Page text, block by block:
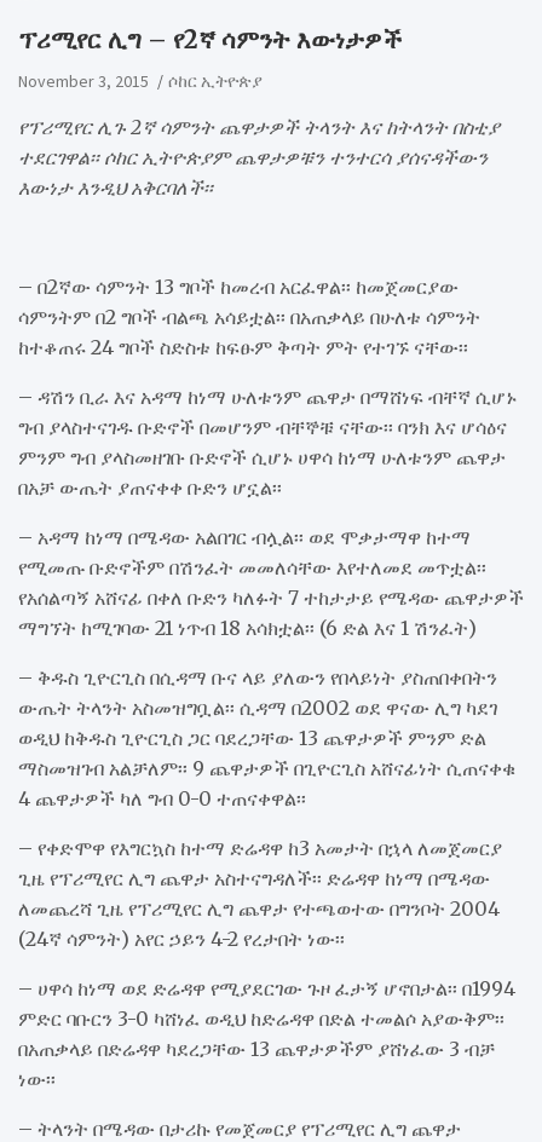
ፕሪሚየር ሊግ – የ2ኛ ሳምንት እውነታዎች
November 3, 2015 ሶከር ኢትዮጵያ
የፕሪሚየር ሊጉ 2ኛ ሳምንት ጨዋታዎች ትላንት እና ከትላንት በስቲያ
ተደርገዋል፡፡ ሶከር ኢትዮጵያም ጨዋታዎቹን ተንተርሳ ያሰናዳችውን
እውነታ እንዲህ አቅርባለች፡፡
– በ2ኛው ሳምንት 13 ግቦች ከመረብ አርፈዋል፡፡ ከመጀመርያው
ሳምንትም በ2 ግቦች ብልጫ አሳይቷል፡፡ በአጠቃላይ በሁለቱ ሳምንት
ከተቆጠሩ 24 ግቦች ስድስቱ ከፍፁም ቅጣት ምት የተገኙ ናቸው፡፡
– ዳሽን ቢራ እና አዳማ ከነማ ሁለቱንም ጨዋታ በማሸነፍ ብቸኛ ሲሆኑ
ግብ ያላስተናገዱ ቡድኖች በመሆንም ብቸኞቹ ናቸው፡፡ ባንክ እና ሆሳዕና
ምንም ግብ ያላስመዘገቡ ቡድኖች ሲሆኑ ሀዋሳ ከነማ ሁለቱንም ጨዋታ
በአቻ ውጤት ያጠናቀቀ ቡድን ሆኗል፡፡
– አዳማ ከነማ በሜዳው አልበገር ብሏል፡፡ ወደ ሞቃታማዋ ከተማ
የሚመጡ ቡድኖችም በሽንፈት መመለሳቸው እየተለመደ መጥቷል፡፡
የአሰልጣኝ አሸናፊ በቀለ ቡድን ካለፉት 7 ተከታታይ የሜዳው ጨዋታዎች
ማግኘት ከሚገባው 21 ነጥብ 18 አሳክቷል፡፡ (6 ድል እና 1 ሽንፈት)
– ቅዱስ ጊዮርጊስ በሲዳማ ቡና ላይ ያለውን የበላይነት ያስጠበቀበትን
ውጤት ትላንት አስመዝግቧል፡፡ ሲዳማ በ2002 ወደ ዋናው ሊግ ካደገ
ወዲህ ከቅዱስ ጊዮርጊስ ጋር ባደረጋቸው 13 ጨዋታዎች ምንም ድል
ማስመዝገብ አልቻለም፡፡ 9 ጨዋታዎች በጊዮርጊስ አሸናፊነት ሲጠናቀቁ
4 ጨዋታዎች ካለ ግብ 0-0 ተጠናቀዋል፡፡
– የቀድሞዋ የእግርኳስ ከተማ ድሬዳዋ ከ3 አመታት በኋላ ለመጀመርያ
ጊዜ የፕሪሚየር ሊግ ጨዋታ አስተናግዳለች፡፡ ድሬዳዋ ከነማ በሜዳው
ለመጨረሻ ጊዜ የፕሪሚየር ሊግ ጨዋታ የተጫወተው በግንቦት 2004
(24ኛ ሳምንት) አየር ኃይን 4-2 የረታበት ነው፡፡
– ሀዋሳ ከነማ ወደ ድሬዳዋ የሚያደርገው ጉዞ ፈታኝ ሆኖበታል፡፡ በ1994
ምድር ባቡርን 3-0 ካሸነፈ ወዲህ ከድሬዳዋ በድል ተመልሶ አያውቅም፡፡
በአጠቃላይ በድሬዳዋ ካደረጋቸው 13 ጨዋታዎችም ያሸነፈው 3 ብቻ
ነው፡፡
– ትላንት በሜዳው በታሪኩ የመጀመርያ የፕሪሚየር ሊግ ጨዋታ